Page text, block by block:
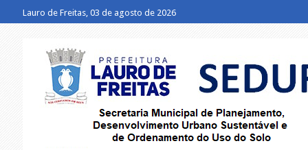
Lauro de Freitas, 03 de agosto de 2026